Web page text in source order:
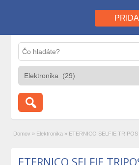
Domov » Elektronika » ETERNICO SELFIE
ETERNICO SELFIE